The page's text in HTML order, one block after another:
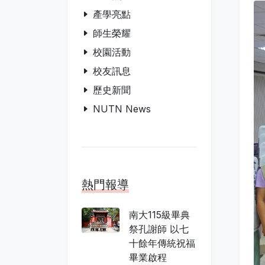
產學亮點
師生榮耀
校園活動
校友訊息
歷史新聞
NUTN News
熱門報導
南大115級畢典
祭孔謝師 以七
十餘年傳統祝福
畢業啟程